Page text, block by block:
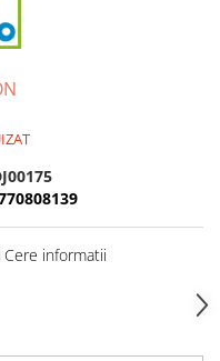
Cere informatii